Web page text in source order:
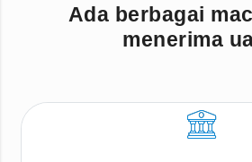
Ada berbagai
menerima